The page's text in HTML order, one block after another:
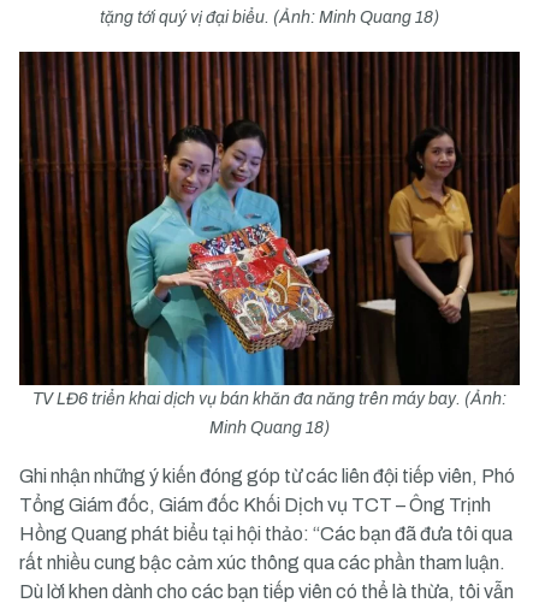
tặng tới quý vị đại biểu. (Ảnh: Minh Quang 18)
TV LĐ6 triển khai dịch vụ bán khăn đa năng trên máy bay. (Ảnh:
Minh Quang 18)
Ghi nhận những ý kiến đóng góp từ các liên đội tiếp viên, Phó
Tổng Giám đốc, Giám đốc Khối Dịch vụ TCT – Ông Trịnh
Hồng Quang phát biểu tại hội thảo: “Các bạn đã đưa tôi qua
rất nhiều cung bậc cảm xúc thông qua các phần tham luận.
Dù lời khen dành cho các bạn tiếp viên có thể là thừa, tôi vẫn